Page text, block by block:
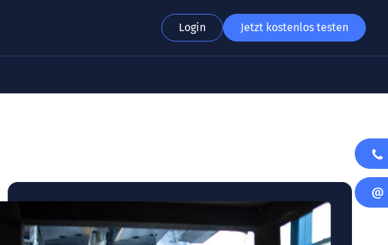
Jetzt kostenlos testen
Login